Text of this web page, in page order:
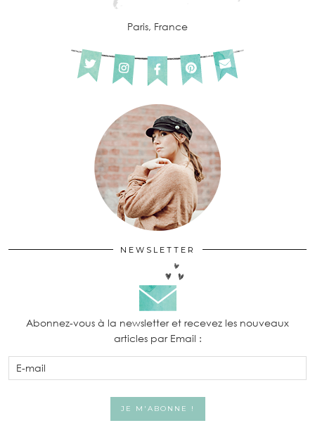
Paris, France
NEWSLETTER
Abonnez-vous à la newsletter et recevez les nouveaux
articles par Email :